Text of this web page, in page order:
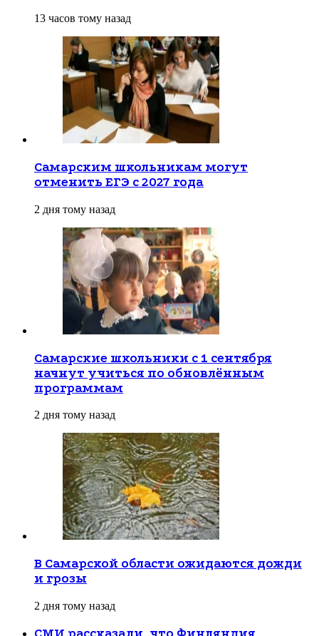
13 часов тому назад
Самарским школьникам могут
отменить ЕГЭ с 2027 года
2 дня тому назад
Самарские школьники с 1 сентября
начнут учиться по обновлённым
программам
2 дня тому назад
В Самарской области ожидаются дожди
и грозы
2 дня тому назад